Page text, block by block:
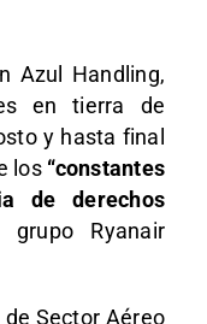
Azul Handling,
en tierra de
y hasta final
los “constantes
de derechos
Ryanair
Sector Aéreo